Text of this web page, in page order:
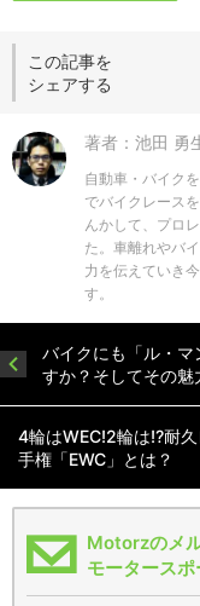
この記事を
シェアする
著者：池田 勇
自動車・バイク
でバイクレース
んかして、プロ
た。車離れやバ
力を伝えていき
す。
バイクにも「ル・
すか？そしてその魅
4輪はWEC!2輪は!?耐
手権「EWC」とは？
Motorzのメ
モータースポ